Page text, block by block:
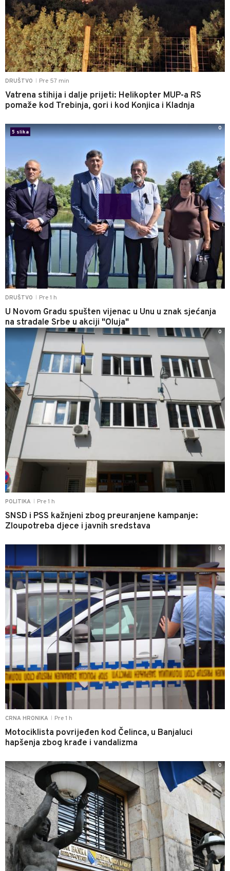
DRUŠTVO Pre 57 min
Vatrena stihija i dalje prijeti: Helikopter MUP-a RS
pomaže kod Trebinja, gori i kod Konjica i Kladnja
DRUŠTVO Pre 1 h
U Novom Gradu spušten vijenac u Unu u znak sjećanja
na stradale Srbe u akciji "Oluja"
5 slika
0
POLITIKA Pre 1 h
SNSD i PSS kažnjeni zbog preuranjene kampanje:
Zloupotreba djece i javnih sredstava
0
CRNA HRONIKA Pre 1 h
Motociklista povrijeđen kod Čelinca, u Banjaluci
hapšenja zbog krađe i vandalizma
0
0